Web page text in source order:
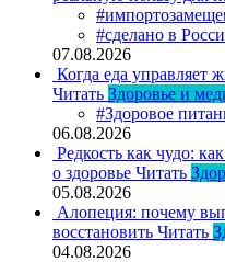
#сделано в
07.08.2026
Когда еда управляет
Читать Здоровье и
#Здоровое
06.08.2026
Редкость как чудо:
о здоровье Читать
05.08.2026
Алопеция: почему
восстановить Читать
04.08.2026